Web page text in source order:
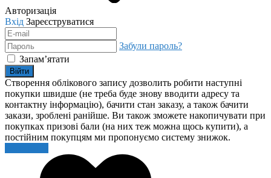
Авторизація
Вхід Зареєструватися
Забули пароль?
Запам’ятати
Війти
Створення облікового запису дозволить робити наступні
покупки швидше (не треба буде знову вводити адресу та
контактну інформацію), бачити стан заказу, а також бачити
закази, зроблені ранійше. Ви також зможете накопичувати при
покупках призові бали (на них теж можна щось купити), а
постійним покупцям ми пропонуємо систему знижок.